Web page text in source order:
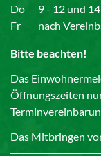
Do
9 - 12 und
Fr
nach
Bitte beachten!
Das
Öffnungszeiten
Das Mitbringen